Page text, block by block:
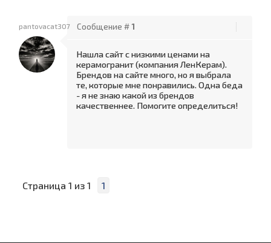
pantovacat307 Сообщение #1
Нашла сайт с низкими ценами на
керамогранит (компания ЛенКерам).
Брендов на сайте много, но я выбрала
те, которые мне понравились. Одна беда
- я не знаю какой из брендов
качественнее. Помогите определиться!
Страница 1 из 1 1